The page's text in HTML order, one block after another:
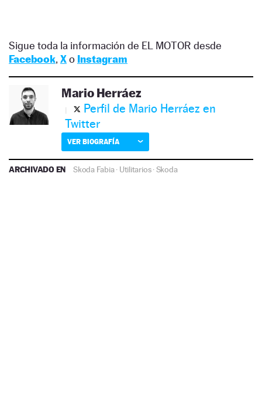
Sigue toda la información de EL MOTOR desde
Facebook, Xo Instagram
Mario Herráez
Perfil de Mario Herráez en
Twitter
VER BIOGRAFÍA
ARCHIVADO EN Skoda Fabia· Utilitarios·Skoda